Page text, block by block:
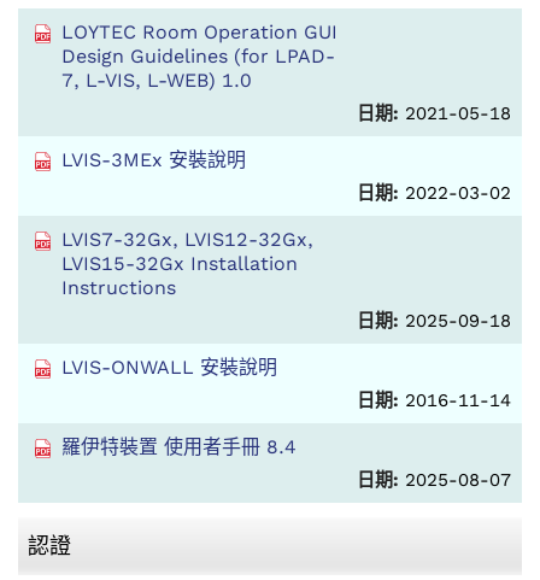
LOYTEC Room Operation GUI
Design Guidelines (for LPAD-
7, L-VIS, L-WEB) 1.0
日期: 2021-05-18
LVIS-3MEx 安裝說明
日期: 2022-03-02
LVIS7-32Gx, LVIS12-32Gx,
LVIS15-32Gx Installation
Instructions
日期: 2025-09-18
LVIS-ONWALL 安裝說明
日期: 2016-11-14
羅伊特裝置 使用者手冊 8.4
日期: 2025-08-07
認證